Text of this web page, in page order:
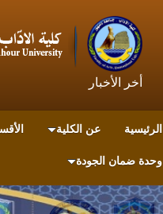
أخر الأخبار
الرئيسية عن الكلية
وحدة ضمان الجودة